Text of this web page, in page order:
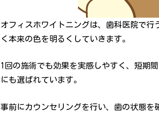
オフィスホワイトニングは、歯科医院で
く本来の色を明るくしていきます。
1回の施術でも効果を実感しやすく、短期
にも選ばれています。
事前にカウンセリングを行い、歯の状態